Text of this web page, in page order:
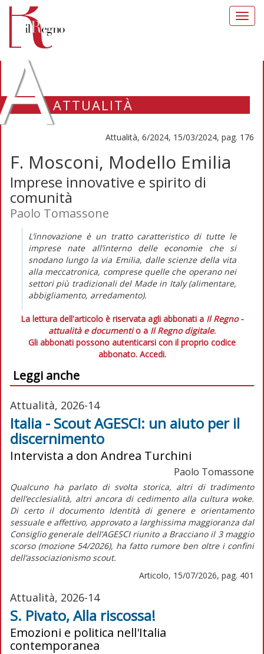
ATTUALITÀ
Attualità, 6/2024, 15/03/2024, pag. 176
F. Mosconi, Modello Emilia
Imprese innovative e spirito di
comunità
Paolo Tomassone
L’innovazione è un tratto caratteristico di tutte le
imprese nate all’interno delle economie che si
snodano lungo la via Emilia, dalle scienze della vita
alla meccatronica, comprese quelle che operano nei
settori più tradizionali del Made in Italy(alimentare,
abbigliamento, arredamento).
La lettura dell'articolo è riservata agli abbonati a Il Regno -
attualità e documentio a Il Regno digitale.
Gli abbonati possono autenticarsi con il proprio codice
abbonato. Accedi.
Leggi anche
Attualità, 2026-14
Italia - Scout AGESCI: un aiuto per il
discernimento
Intervista a don Andrea Turchini
Paolo Tomassone
Qualcuno ha parlato di svolta storica, altri di tradimento
dell’ecclesialità, altri ancora di cedimento alla cultura woke.
Di certo il documento Identità di genere e orientamento
sessuale e affettivo, approvato a larghissima maggioranza dal
Consiglio generale dell’AGESCI riunito a Bracciano il 3 maggio
scorso (mozione 54/2026), ha fatto rumore ben oltre i confini
dell’associazionismo scout.
Articolo, 15/07/2026, pag. 401
Attualità, 2026-14
S. Pivato, Alla riscossa!
Emozioni e politica nell'Italia
contemporanea